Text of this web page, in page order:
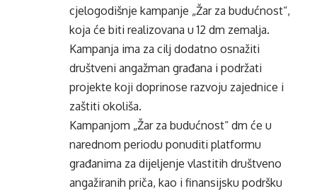
cjelogodišnje kampanje „Žar za budućnost“,
koja će biti realizovana u 12 dm zemalja.
Kampanja ima za cilj dodatno osnažiti
društveni angažman građana i podržati
projekte koji doprinose razvoju zajednice i
zaštiti okoliša.
Kampanjom „Žar za budućnost“ dm će u
narednom periodu ponuditi platformu
građanima za dijeljenje vlastitih društveno
angažiranih priča, kao i finansijsku podršku